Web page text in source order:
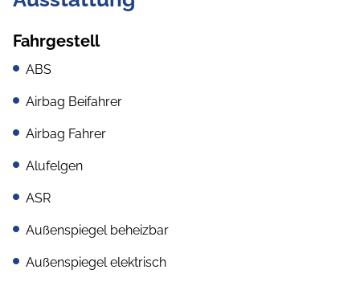
Fahrgestell
ABS
Airbag Beifahrer
Airbag Fahrer
Alufelgen
ASR
Außenspiegel beheizbar
Außenspiegel elektrisch